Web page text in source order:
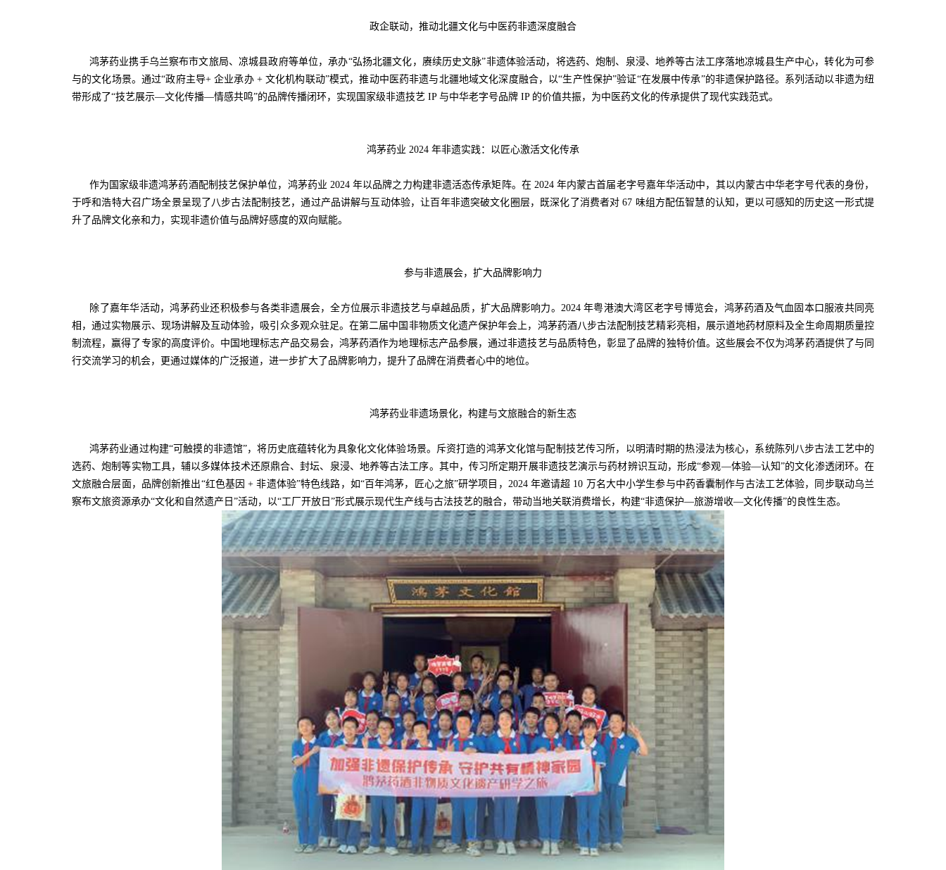
政企联动，推动北疆文化与中医药非遗深度融合
鸿茅药业携手乌兰察布市文旅局、凉城县政府等单位，承办“弘扬北疆文化，赓续历史文脉”非遗体验活动，将选药、炮制、泉浸、地养等古法工序落地凉城县生产中心，转化为可参
与的文化场景。通过“政府主导+ 企业承办 + 文化机构联动”模式，推动中医药非遗与北疆地域文化深度融合，以“生产性保护”验证“在发展中传承”的非遗保护路径。系列活动以非遗为纽
带形成了“技艺展示—文化传播—情感共鸣”的品牌传播闭环，实现国家级非遗技艺 IP 与中华老字号品牌 IP 的价值共振，为中医药文化的传承提供了现代实践范式。
鸿茅药业 2024 年非遗实践：以匠心激活文化传承
作为国家级非遗鸿茅药酒配制技艺保护单位，鸿茅药业 2024 年以品牌之力构建非遗活态传承矩阵。在 2024 年内蒙古首届老字号嘉年华活动中，其以内蒙古中华老字号代表的身份，
于呼和浩特大召广场全景呈现了八步古法配制技艺，通过产品讲解与互动体验，让百年非遗突破文化圈层，既深化了消费者对 67 味组方配伍智慧的认知，更以可感知的历史这一形式提
升了品牌文化亲和力，实现非遗价值与品牌好感度的双向赋能。
参与非遗展会，扩大品牌影响力
除了嘉年华活动，鸿茅药业还积极参与各类非遗展会，全方位展示非遗技艺与卓越品质，扩大品牌影响力。2024 年粤港澳大湾区老字号博览会，鸿茅药酒及气血固本口服液共同亮
相，通过实物展示、现场讲解及互动体验，吸引众多观众驻足。在第二届中国非物质文化遗产保护年会上，鸿茅药酒八步古法配制技艺精彩亮相，展示道地药材原料及全生命周期质量控
制流程，赢得了专家的高度评价。中国地理标志产品交易会，鸿茅药酒作为地理标志产品参展，通过非遗技艺与品质特色，彰显了品牌的独特价值。这些展会不仅为鸿茅药酒提供了与同
行交流学习的机会，更通过媒体的广泛报道，进一步扩大了品牌影响力，提升了品牌在消费者心中的地位。
鸿茅药业非遗场景化，构建与文旅融合的新生态
鸿茅药业通过构建“可触摸的非遗馆”，将历史底蕴转化为具象化文化体验场景。斥资打造的鸿茅文化馆与配制技艺传习所，以明清时期的热浸法为核心，系统陈列八步古法工艺中的
选药、炮制等实物工具，辅以多媒体技术还原鼎合、封坛、泉浸、地养等古法工序。其中，传习所定期开展非遗技艺演示与药材辨识互动，形成“参观—体验—认知”的文化渗透闭环。在
文旅融合层面，品牌创新推出“红色基因 + 非遗体验”特色线路，如“百年鸿茅，匠心之旅”研学项目，2024 年邀请超 10 万名大中小学生参与中药香囊制作与古法工艺体验，同步联动乌兰
察布文旅资源承办“文化和自然遗产日”活动，以“工厂开放日”形式展示现代生产线与古法技艺的融合，带动当地关联消费增长，构建“非遗保护—旅游增收—文化传播”的良性生态。